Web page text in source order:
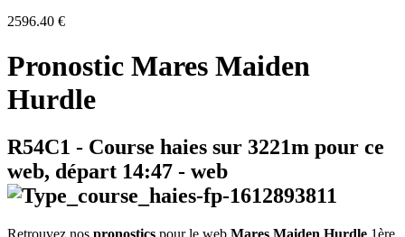
2596.40 €
Pronostic Mares Maiden
Hurdle
R54C1 - Course haies sur 3221m pour ce
web, départ 14:47 - web
Retrouvez nos pronostics pour le web Mares Maiden Hurdle 1ère